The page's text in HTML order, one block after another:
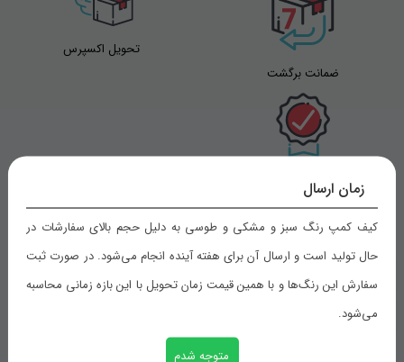
زمان ارسال
کیف کمپ رنگ سبز و مشکی و طوسی به دلیل حجم بالای سفارشات در
حال تولید است و ارسال آن برای هفته آینده انجام می‌شود. در صورت ثبت
سفارش این رنگ‌ها و با همین قیمت زمان تحویل با این بازه زمانی محاسبه
می‌شود.
متوجه شدم
ضمانت برگشت
تحویل اکسپرس
تضمین بهترین قیمت
راهنمای خرید
شیوه های پرداخت